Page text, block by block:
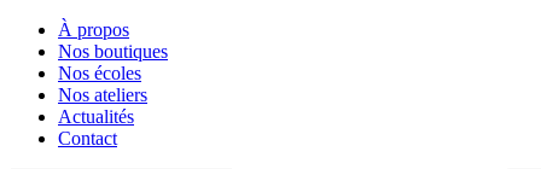
Skip
main
content
À propos
Nos boutiques
Nos écoles
Nos ateliers
Actualités
Contact